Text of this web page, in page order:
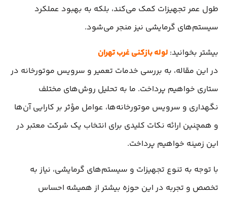
طول عمر تجهیزات کمک می‌کند، بلکه به بهبود عملکرد
سیستم‌های گرمایشی نیز منجر می‌شود.
بیشتر بخوانید: لوله بازکنی غرب تهران
در این مقاله، به بررسی خدمات تعمیر و سرویس موتورخانه در
ستاری خواهیم پرداخت. ما به تحلیل روش‌های مختلف
نگهداری و سرویس موتورخانه‌ها، عوامل مؤثر بر کارایی آن‌ها
و همچنین ارائه نکات کلیدی برای انتخاب یک شرکت معتبر در
این زمینه خواهیم پرداخت.
با توجه به تنوع تجهیزات و سیستم‌های گرمایشی، نیاز به
تخصص و تجربه در این حوزه بیشتر از همیشه احساس